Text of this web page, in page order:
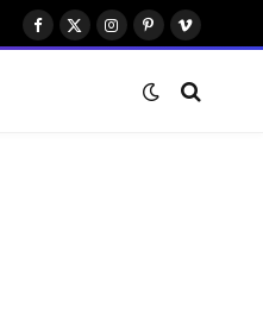
Facebook
X
Instagram
PinterestVimeo